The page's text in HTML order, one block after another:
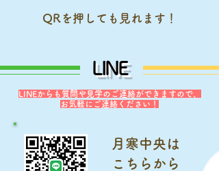
QRを押しても見れます！
LINE
​LINEからも質問や見学のご連絡ができますので、
お気軽にご連絡ください！
​月寒中央は
​こちらから